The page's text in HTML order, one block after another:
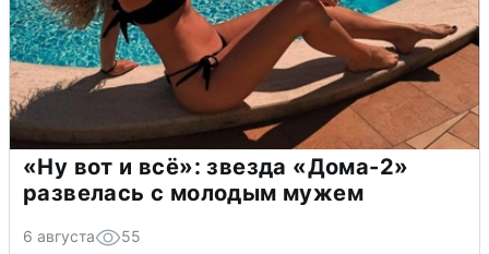
«Ну вот и всё»: звезда «Дома-2»
развелась с молодым мужем
6 августа 55